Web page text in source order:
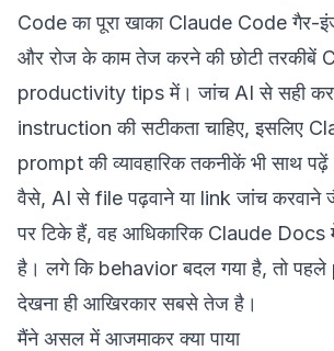
Code का पूरा खाका Claude Code गैर-
और रोज के काम तेज करने की छोटी तरकीबें
productivity tipsमें। जांच AI से सही
instruction की सटीकता चाहिए, इसलिए
prompt की व्यावहारिक तकनीकेंभी साथ
वैसे, AI से file पढ़वाने या link जांच करवाने
पर टिके हैं, वह आधिकारिक Claude Docs
है। लगे कि behavior बदल गया है, तो
देखना ही आखिरकार सबसे तेज है।
मैंने असल में आजमाकर क्या पाया